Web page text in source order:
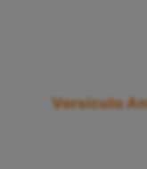
Versículo